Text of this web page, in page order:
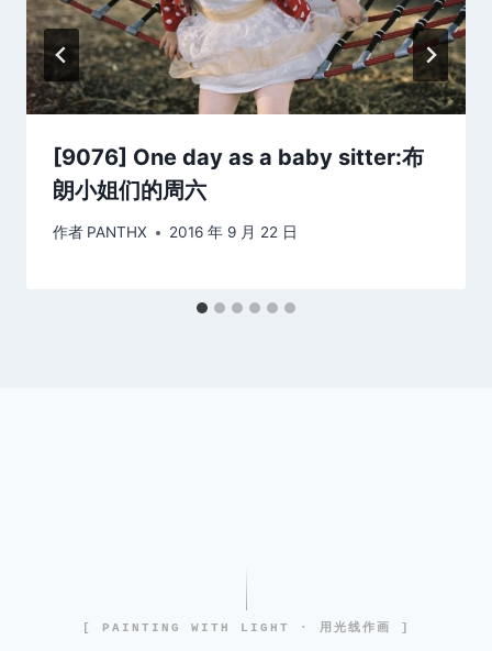
[9076] One day as a baby sitter:布
朗小姐们的周六
作者 PANTHX 2016 年 9 月 22 日
[ PAINTING WITH LIGHT · 用光线作画 ]